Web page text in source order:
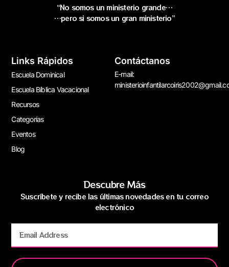
“No somos un ministerio grande…
…pero si somos un gran ministerio”
Links Rápidos
Escuela Dominical
Escuela Bíblica Vacacional
Recursos
Categorías
Eventos
Blog
Contáctanos
E-mail:
Descubre Más
Suscríbete y recibe las últimas novedades en tu correo
electrónico